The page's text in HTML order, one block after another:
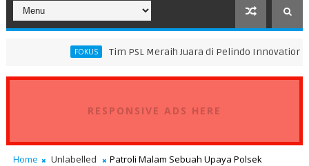
Tim PSL Meraih Juara di Pelindo Innovation Award 2026
RESPONSIVE ADS HERE
Home Unlabelled
Patroli Malam Sebuah Upaya Polsek